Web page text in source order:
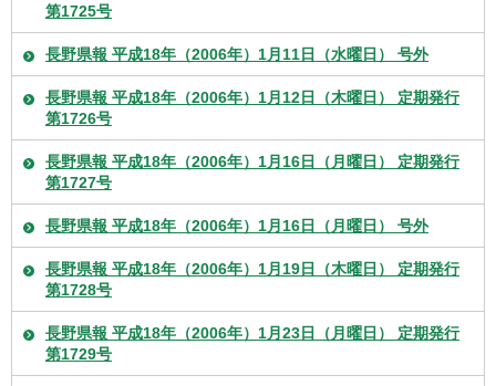
第1725号
長野県報 平成18年（2006年）1月11日（水曜日） 号外
長野県報 平成18年（2006年）1月12日（木曜日） 定期発行
第1726号
長野県報 平成18年（2006年）1月16日（月曜日） 定期発行
第1727号
長野県報 平成18年（2006年）1月16日（月曜日） 号外
長野県報 平成18年（2006年）1月19日（木曜日） 定期発行
第1728号
長野県報 平成18年（2006年）1月23日（月曜日） 定期発行
第1729号